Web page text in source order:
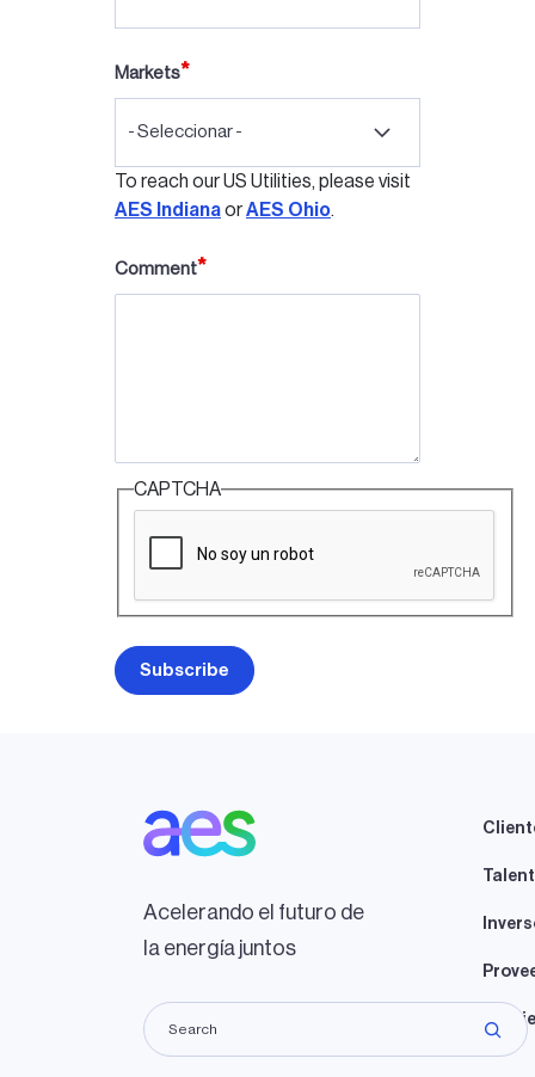
Markets
- Seleccionar -
To reach our US Utilities, please visit
AES IndianaorAES Ohio.
Comment
CAPTCHA
Acelerando el futuro de
la energía juntos